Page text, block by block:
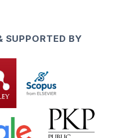
SUPPORTED BY